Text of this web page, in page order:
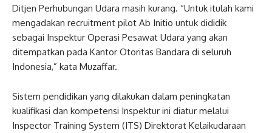
Ditjen Perhubungan Udara masih kurang. “Untuk itulah kami
mengadakan recruitment pilot Ab Initio untuk dididik
sebagai Inspektur Operasi Pesawat Udara yang akan
ditempatkan pada Kantor Otoritas Bandara di seluruh
Indonesia,” kata Muzaffar.
Sistem pendidikan yang dilakukan dalam peningkatan
kualifikasi dan kompetensi Inspektur ini diatur melalui
Inspector Training System (ITS) Direktorat Kelaikudaraan